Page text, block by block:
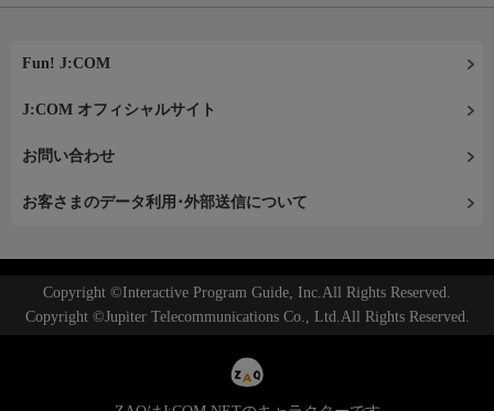
Fun! J:COM
J:COM オフィシャルサイト
お問い合わせ
お客さまのデータ利用･外部送信について
Copyright ©Interactive Program Guide, Inc.All Rights Reserved.
Copyright ©Jupiter Telecommunications Co., Ltd.All Rights Reserved.